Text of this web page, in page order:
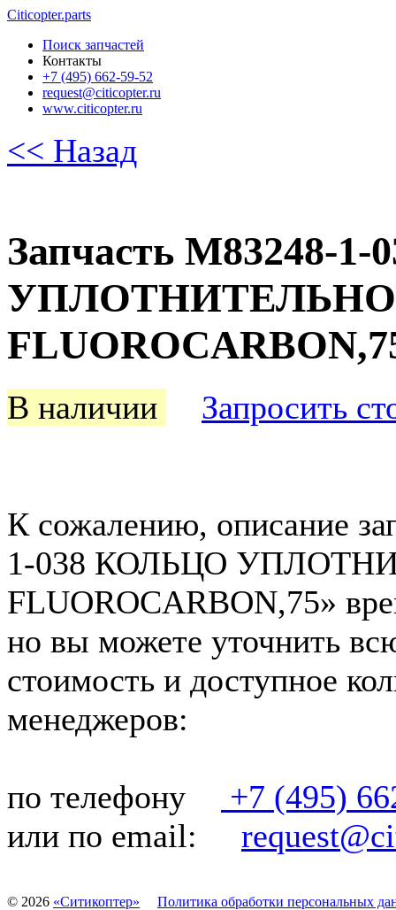
Citicopter.parts
Поиск запчастей
Контакты
+7 (495) 662-59-52
request@citicopter.ru
www.citicopter.ru
<< Назад
Запчасть M83248-
В наличии Запросить
К сожалению, описание
1-038 КОЛЬЦО
FLUOROCARBON,75»
но вы можете уточнить
стоимость и доступное
менеджеров:
по телефону
+7 (495)
или по email:
© 2026 «Ситикоптер» Политика обработки персональных